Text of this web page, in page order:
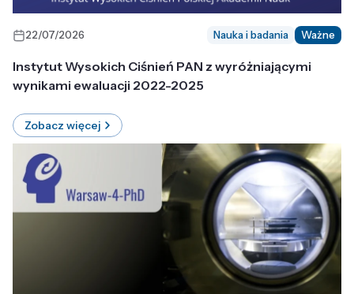
22/07/2026 Nauka i badania Ważne
Instytut Wysokich Ciśnień PAN z wyróżniającymi
wynikami ewaluacji 2022-2025
Zobacz więcej